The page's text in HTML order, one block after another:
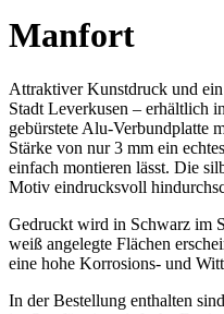
Manfort
Attraktiver Kunstdruck und
Stadt Leverkusen –
gebürstete Alu-Verbundplatte
Stärke von nur 3 mm ein
einfach montieren lässt. Die
Motiv eindrucksvoll
Gedruckt wird in Schwarz im
weiß angelegte Flächen
eine hohe Korrosions- und
In der Bestellung enthalten